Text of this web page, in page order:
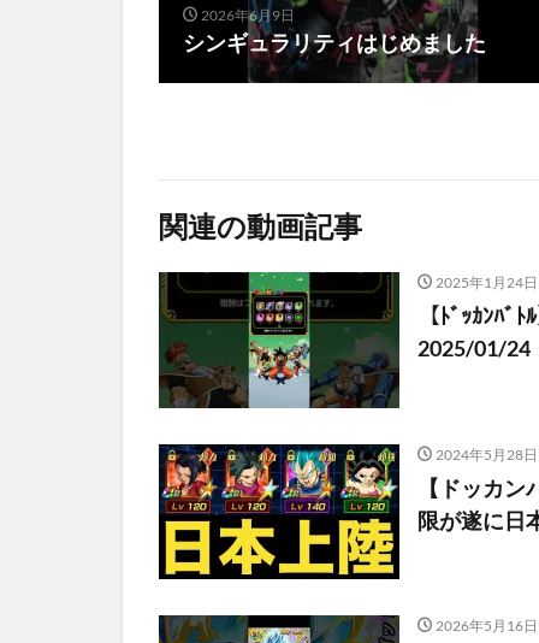
2026年6月9日
シンギュラリティはじめました
関連の動画記事
2025年1月24日
【ﾄﾞｯｶﾝﾊﾞ
2025/
2024年5月28日
【ドッカ
限が遂に日
2026年5月16日